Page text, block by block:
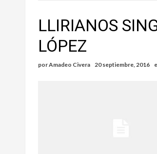
LLIRIANOS
LÓPEZ
porAmadeo Civera 20 septiembre, 2016